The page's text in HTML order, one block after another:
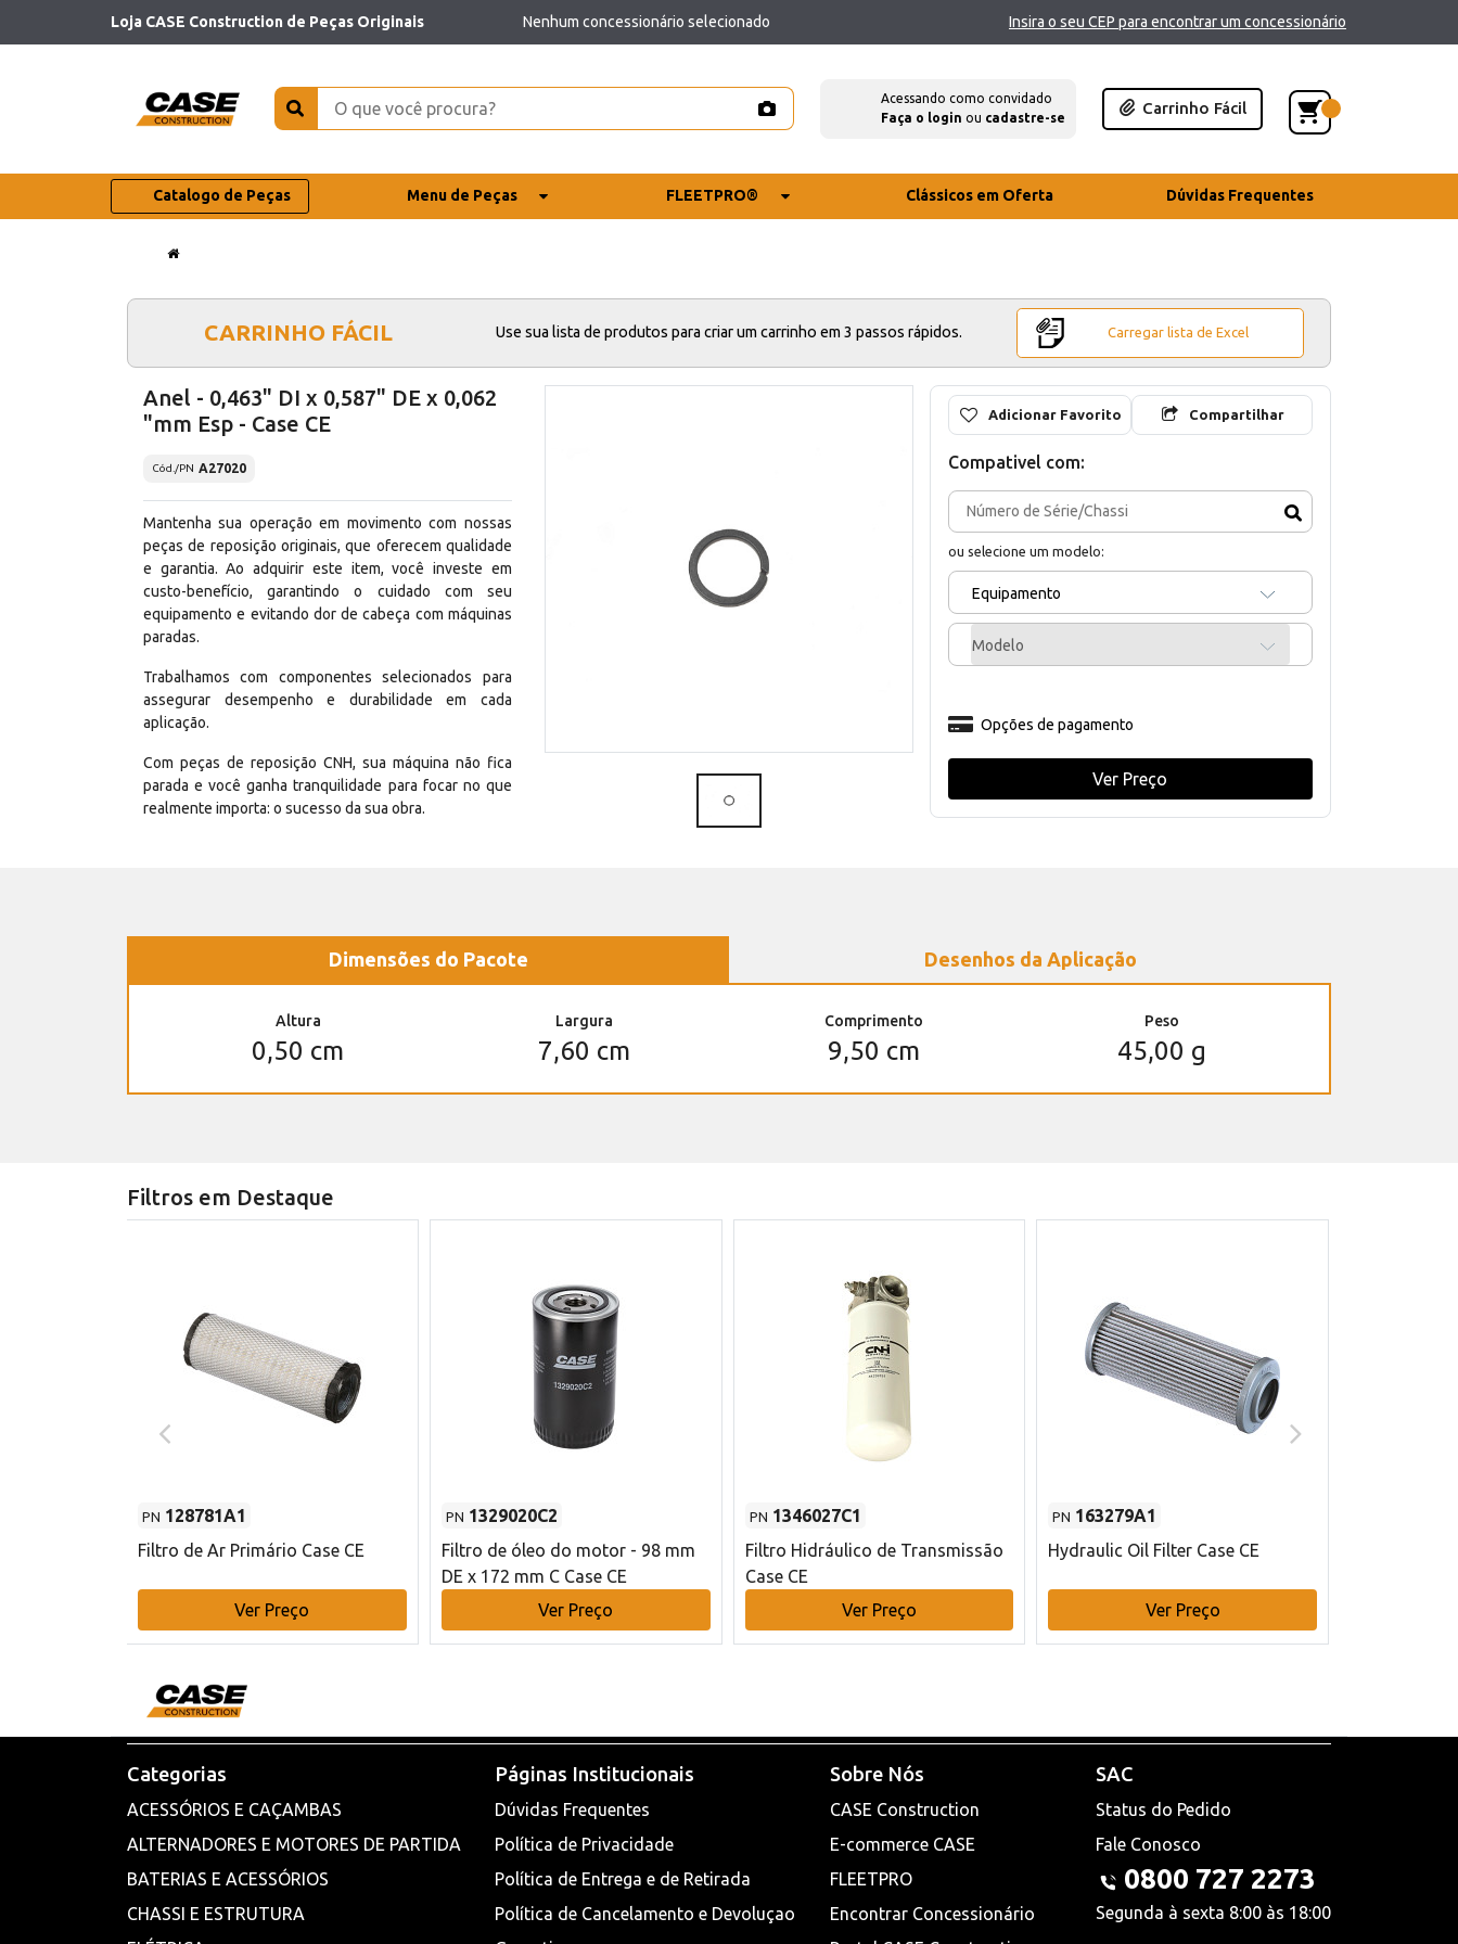
Loja CASE Construction de Peças Originais Nenhum concessionário selecionado Insira o seu CEP para encontrar um concessionário
Acessando como convidado
Faça o login ou cadastre-se
Carrinho Fácil
Catalogo de Peças Menu de Peças FLEETPRO® Clássicos em Oferta Dúvidas Frequentes
CARRINHO FÁCIL Use sua lista de produtos para criar um carrinho em 3 passos rápidos. Carregar lista de Excel
Anel - 0,463" DI x 0,587" DE x 0,062
"mm Esp - Case CE
Cód./PN A27020
Mantenha sua operação em movimento com nossas
peças de reposição originais, que oferecem qualidade
e garantia. Ao adquirir este item, você investe em
custo-benefício, garantindo o cuidado com seu
equipamento e evitando dor de cabeça com máquinas
paradas.
Trabalhamos com componentes selecionados para
assegurar desempenho e durabilidade em cada
aplicação.
Com peças de reposição CNH, sua máquina não fica
parada e você ganha tranquilidade para focar no que
realmente importa: o sucesso da sua obra.
Adicionar Favorito Compartilhar
Compativel com:
ou selecione um modelo:
Equipamento
Modelo
Opções de pagamento
Ver Preço
Dimensões do Pacote Desenhos da Aplicação
Altura
0,50 cm
Largura
7,60 cm
Comprimento
9,50 cm
Peso
45,00 g
Filtros em Destaque
PN 128781A1
Filtro de Ar Primário Case CE
Ver Preço
PN 1329020C2
Filtro de óleo do motor - 98 mm
DE x 172 mm C Case CE
Ver Preço
PN 1346027C1
Filtro Hidráulico de Transmissão
Case CE
Ver Preço
PN 163279A1
Hydraulic Oil Filter Case CE
Ver Preço
Categorias
ACESSÓRIOS E CAÇAMBAS
ALTERNADORES E MOTORES DE PARTIDA
BATERIAS E ACESSÓRIOS
CHASSI E ESTRUTURA
Páginas Institucionais
Dúvidas Frequentes
Política de Privacidade
Política de Entrega e de Retirada
Política de Cancelamento e Devoluçao
Sobre Nós
CASE Construction
E-commerce CASE
FLEETPRO
Encontrar Concessionário
SAC
Status do Pedido
Fale Conosco
0800 727 2273
Segunda à sexta 8:00 às 18:00